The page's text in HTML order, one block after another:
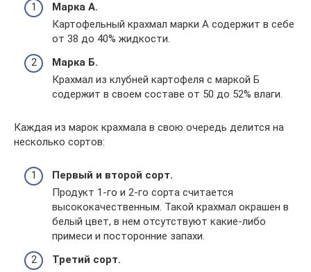
Марка А.
Картофельный крахмал марки А содержит в себе
от 38 до 40% жидкости.
Марка Б.
Крахмал из клубней картофеля с маркой Б
содержит в своем составе от 50 до 52% влаги.
Каждая из марок крахмала в свою очередь делится на
несколько сортов:
Первый и второй сорт.
Продукт 1-го и 2-го сорта считается
высококачественным. Такой крахмал окрашен в
белый цвет, в нем отсутствуют какие-либо
примеси и посторонние запахи.
Третий сорт.